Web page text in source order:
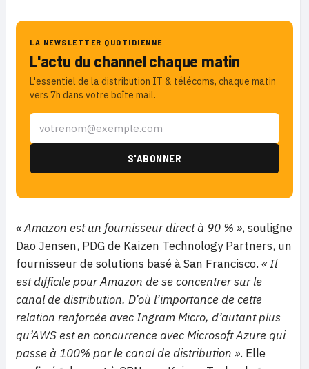
LA NEWSLETTER QUOTIDIENNE
L'actu du channel chaque matin
L'essentiel de la distribution IT & télécoms, chaque matin
vers 7h dans votre boîte mail.
« Amazon est un fournisseur direct à 90 % », souligne
Dao Jensen, PDG de Kaizen Technology Partners, un
fournisseur de solutions basé à San Francisco. « Il
est difficile pour Amazon de se concentrer sur le
canal de distribution. D’où l’importance de cette
relation renforcée avec Ingram Micro, d’autant plus
qu’AWS est en concurrence avec Microsoft Azure qui
passe à 100% par le canal de distribution ». Elle